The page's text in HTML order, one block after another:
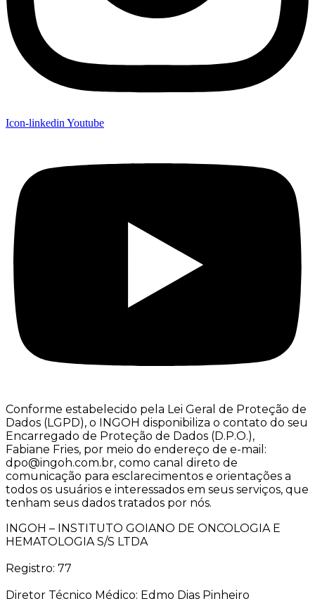
Icon-linkedin Youtube
Conforme estabelecido pela Lei Geral de Proteção de
Dados (LGPD), o INGOH disponibiliza o contato do seu
Encarregado de Proteção de Dados (D.P.O.),
Fabiane Fries, por meio do endereço de e-mail:
dpo@ingoh.com.br, como canal direto de
comunicação para esclarecimentos e orientações a
todos os usuários e interessados em seus serviços, que
tenham seus dados tratados por nós.
INGOH – INSTITUTO GOIANO DE ONCOLOGIA E
HEMATOLOGIA S/S LTDA
Registro: 77
Diretor Técnico Médico: Edmo Dias Pinheiro